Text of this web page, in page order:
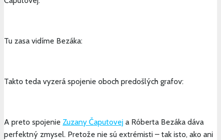
Tu zasa vidíme Bezáka:
Takto teda vyzerá spojenie oboch predošlých grafov:
A preto spojenie Zuzany Čaputovej a Róberta Bezáka dáva
perfektný zmysel. Pretože nie sú extrémisti – tak isto, ako ani